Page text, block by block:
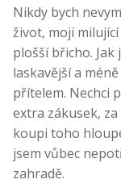
Nikdy bych
život, moji
plošší břicho. Jak
laskavější a
přítelem. Nechci
extra zákusek,
koupi toho
jsem vůbec
zahradě.